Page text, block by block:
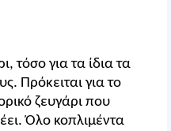
τόσο για τα ίδια τα
Πρόκειται για το
ζευγάρι που
Όλο κοπλιμέντα